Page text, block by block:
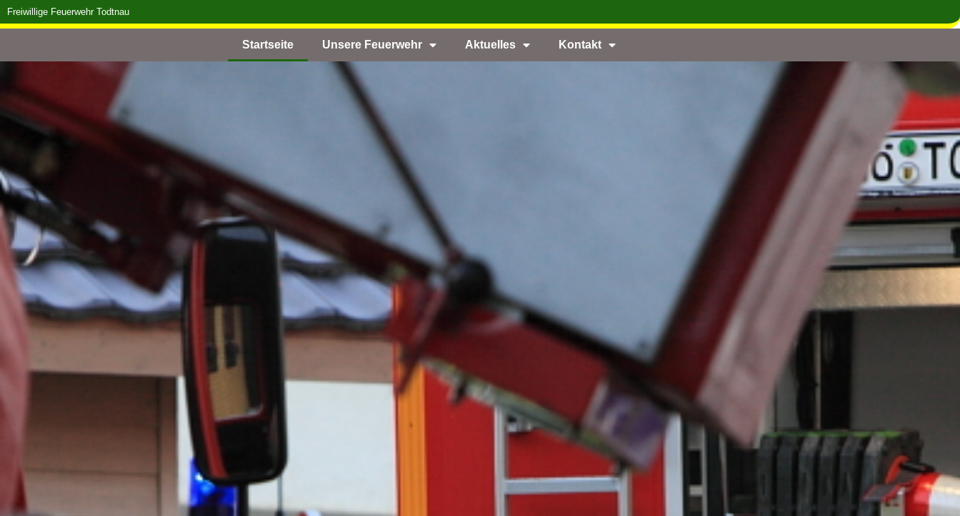
Freiwillige Feuerwehr Todtnau
Startseite Unsere Feuerwehr Aktuelles Kontakt